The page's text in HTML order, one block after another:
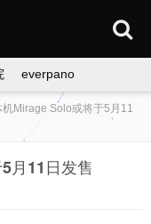
everpano
机Mirage Solo或将于5月11
月11日发售